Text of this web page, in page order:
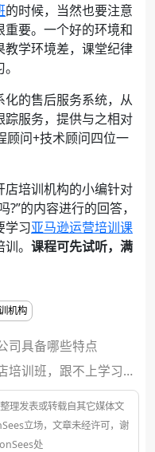
的时候，当然也要注意
要。一个好的环境和
教学环境差，课堂纪律
的售后服务系统，从
踪服务，提供与之相对
顾问+技术顾问四位一
培训机构的小编针对
?”的内容进行的回答，
学习亚马逊运营培训课
。 课程可先试听，满
机构
司具备哪些特点
培训班，跟不上学习怎
理发表或转载自其它媒体文
立场，文章未经许可，谢
处